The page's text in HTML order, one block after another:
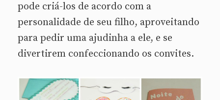
pode criá-los de acordo com a
personalidade de seu filho, aproveitando
para pedir uma ajudinha a ele, e se
divertirem confeccionando os convites.